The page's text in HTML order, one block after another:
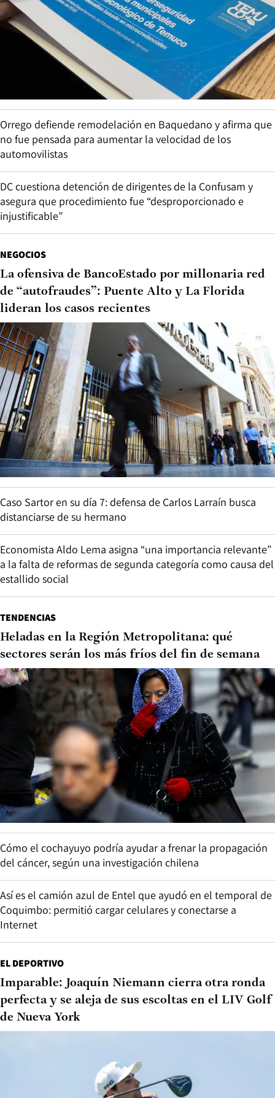
Orrego defiende remodelación en Baquedano y afirma que
no fue pensada para aumentar la velocidad de los
automovilistas
DC cuestiona detención de dirigentes de la Confusam y
asegura que procedimiento fue “desproporcionado e
injustificable”
NEGOCIOS
La ofensiva de BancoEstado por millonaria red
de “autofraudes”: Puente Alto y La Florida
lideran los casos recientes
Caso Sartor en su día 7: defensa de Carlos Larraín busca
distanciarse de su hermano
Economista Aldo Lema asigna “una importancia relevante”
a la falta de reformas de segunda categoría como causa del
estallido social
TENDENCIAS
Heladas en la Región Metropolitana: qué
sectores serán los más fríos del fin de semana
Cómo el cochayuyo podría ayudar a frenar la propagación
del cáncer, según una investigación chilena
Así es el camión azul de Entel que ayudó en el temporal de
Coquimbo: permitió cargar celulares y conectarse a
Internet
EL DEPORTIVO
Imparable: Joaquín Niemann cierra otra ronda
perfecta y se aleja de sus escoltas en el LIV Golf
de Nueva York